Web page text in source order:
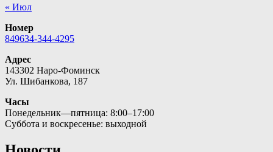
« Июл
Номер
849634-344-4295
Адрес
143302 Наро-Фоминск
Ул. Шибанкова, 187
Часы
Понедельник—пятница: 8:00–17:00
Суббота и воскресенье: выходной